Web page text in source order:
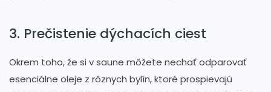
3. Prečistenie dýchacích ciest
Okrem toho, že si v saune môžete nechať odparovať
esenciálne oleje z rôznych bylín, ktoré prospievajú